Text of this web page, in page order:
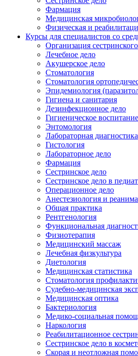
Фармация
Медицинская
Физическая и
Курсы для специалистов со
Организация
Лечебное дело
Акушерское дело
Стоматология
Стоматология
Эпидемиология
Гигиена и санитария
Дезинфекционное дело
Гигиеническое воспитание
Энтомология
Лабораторная диагностика
Гистология
Лабораторное дело
Фармация
Сестринское дело
Сестринское дело в
Операционное дело
Анестезиология и
Общая практика
Рентгенология
Функциональная
Физиотерапия
Медицинский массаж
Лечебная физкультура
Диетология
Медицинская статистика
Стоматология
Судебно-медицинская
Медицинская оптика
Бактериология
Медико-социальная
Наркология
Реабилитационное
Сестринское дело в
Скорая и неотложная